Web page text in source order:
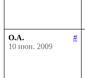
О.А.
#
10 июн. 2009